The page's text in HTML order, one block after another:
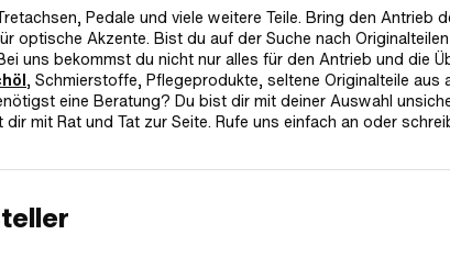
Pedale und viele weitere Teile. Bring den Antrieb
optische Akzente. Bist du auf der Suche nach
uns bekommst du nicht nur alles für den Antrieb und die
, Schmierstoffe, Pflegeprodukte, seltene Originalteile aus
eine Beratung? Du bist dir mit deiner Auswahl
mit Rat und Tat zur Seite. Rufe uns einfach an oder